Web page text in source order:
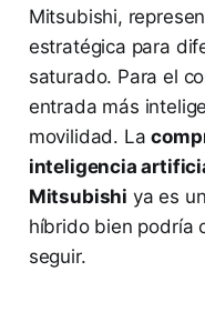
Mitsubishi,
estratégica para
saturado. Para el
entrada más
movilidad. La
inteligencia
Mitsubishi ya es
híbrido bien podría
seguir.